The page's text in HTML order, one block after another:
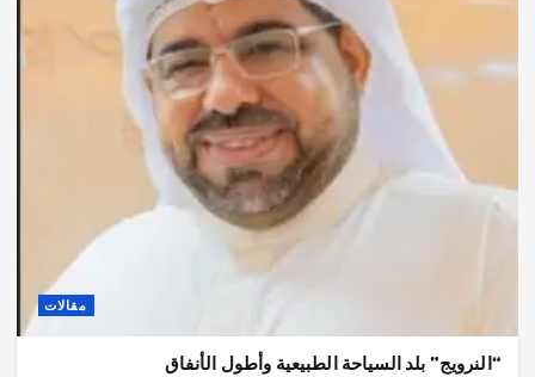
مقالات
“النرويج” بلد السياحة الطبيعية وأطول الأنفاق